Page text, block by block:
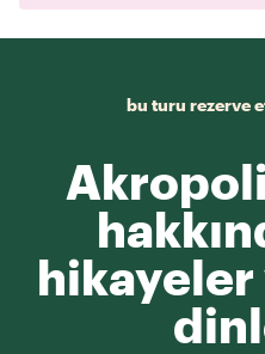
bu turu rezerve